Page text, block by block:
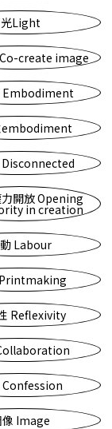
光Light
create image
Embodiment
embodiment
Disconnected
開放 Opening
in creation
Labour
Reflexivity
Confession
像 Image